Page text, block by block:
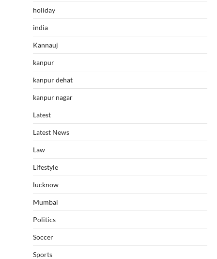
holiday
india
Kannauj
kanpur
kanpur dehat
kanpur nagar
Latest
Latest News
Law
Lifestyle
lucknow
Mumbai
Politics
Soccer
Sports